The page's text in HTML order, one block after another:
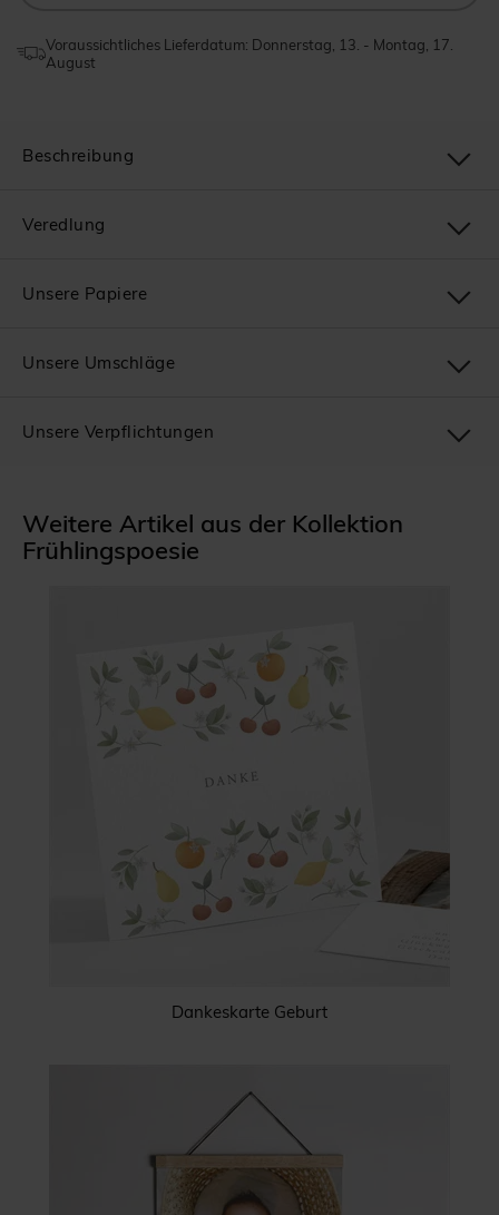
Voraussichtliches Lieferdatum: Donnerstag, 13. - Montag, 17.
August
Weitere Artikel aus der Kollektion
Frühlingspoesie
Dankeskarte Geburt
Beschreibung
Veredlung
Unsere Papiere
Unsere Umschläge
Unsere Verpflichtungen